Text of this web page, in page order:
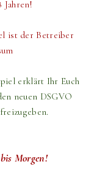
Jahren!
ist der Betreiber
erklärt Ihr Euch
neuen DSGVO
Morgen!